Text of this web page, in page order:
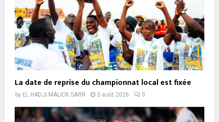
La date de reprise du championnat local est fixée
by EL HADJI MALICK SARR 3 août 2026 0